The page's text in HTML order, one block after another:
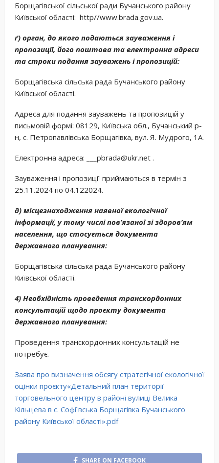
Борщагівської сільської ради Бучанського району
Київської області: http//www.brada.gov.ua.
ґ) орган, до якого подаються зауваження і
пропозиції, його поштова та електронна адреси
та строки подання зауважень і пропозицій:
Борщагівська сільська рада Бучанського району
Київської області.
Адреса для подання зауважень та пропозицій у
письмовій формі: 08129, Київська обл., Бучанський р-
н, с. Петропавлівська Борщагівка, вул. Я. Мудрого, 1А.
Електронна адреса: ___pbrada@ukr.net .
Зауваження і пропозиції приймаються в термін з
25.11.2024 по 04.122024.
д) місцезнаходження наявної екологічної
інформації, у тому числі пов’язаної зі здоров’ям
населення, що стосується документа
державного планування:
Борщагівська сільська рада Бучанського району
Київської області.
4) Необхідність проведення транскордонних
консультацій щодо проєкту документа
державного планування:
Проведення транскордонних консультацій не
потребує.
Заява про визначення обсягу стратегічної екологічної
оцінки проєкту«Детальний план території
торговельного центру в районі вулиці Велика
Кільцева в с. Софіївська Борщагівка Бучанського
району Київської області».pdf
SHARE ON FACEBOOK